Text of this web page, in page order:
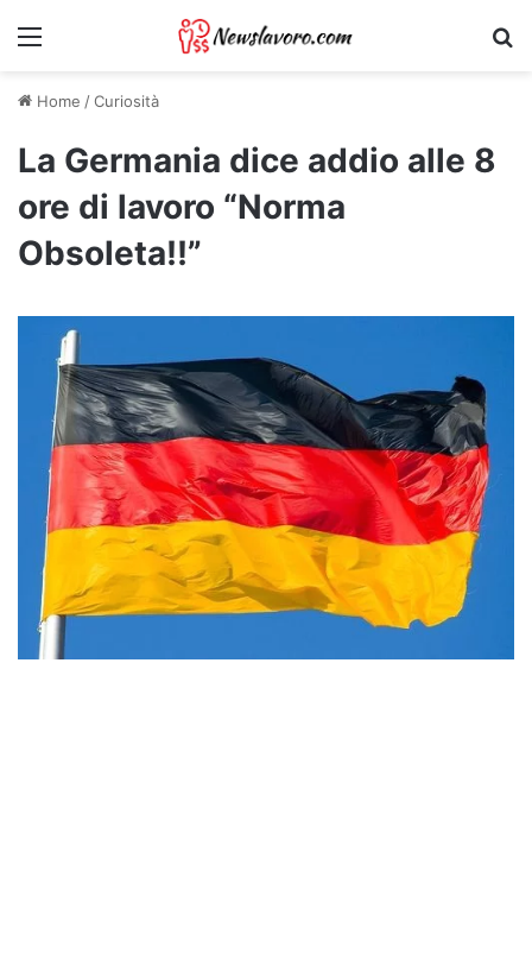
Menu
Home /Curiosità
La Germania dice addio alle 8
ore di lavoro “Norma
Obsoleta!!”